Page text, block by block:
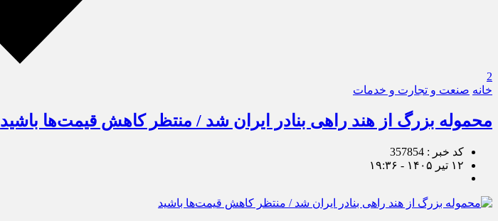
2
خانه صنعت و تجارت و خدمات
محموله بزرگ از هند راهی بنادر ایران شد / منتظر کاهش قیمت‌ها باشید
کد خبر : 357854
۱۲ تیر ۱۴۰۵ - ۱۹:۳۶